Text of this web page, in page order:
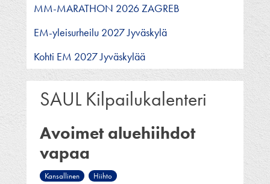
MM-MARATHON 2026 ZAGREB
EM-yleisurheilu 2027 Jyväskylä
Kohti EM 2027 Jyväskylää
SAUL Kilpailukalenteri
Avoimet aluehiihdot
vapaa
Kansallinen Hiihto